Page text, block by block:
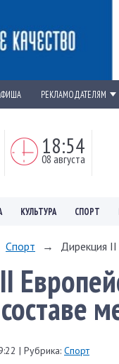
РЕКЛАМОДАТЕЛЯМ
18:54
08 августа
КУЛЬТУРА СПОРТ
Спорт → Дирекция II
| Рубрика: Спорт